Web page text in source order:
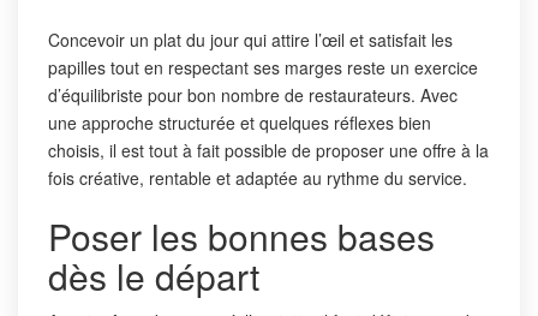
Concevoir un plat du jour qui attire l’œil et satisfait les
papilles tout en respectant ses marges reste un exercice
d’équilibriste pour bon nombre de restaurateurs. Avec
une approche structurée et quelques réflexes bien
choisis, il est tout à fait possible de proposer une offre à la
fois créative, rentable et adaptée au rythme du service.
Poser les bonnes bases
dès le départ